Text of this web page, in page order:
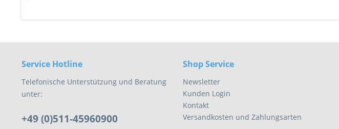
Service Hotline
Telefonische Unterstützung und Beratung
unter:
+49 (0)511-45960900
Shop Service
Newsletter
Kunden Login
Kontakt
Versandkosten und Zahlungsarten